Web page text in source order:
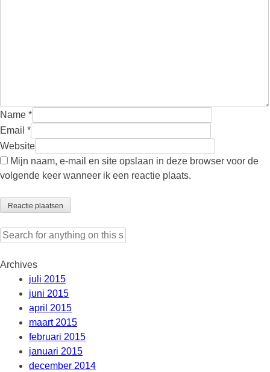
Name *
Email *
Website
Mijn naam, e-mail en site opslaan in deze browser voor de
volgende keer wanneer ik een reactie plaats.
Search
Archives
juli 2015
juni 2015
april 2015
maart 2015
februari 2015
januari 2015
december 2014